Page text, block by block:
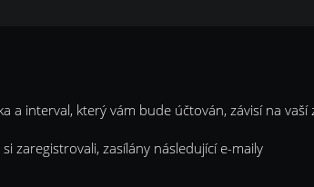
a interval, který vám bude účtován, závisí na
zaregistrovali, zasílány následující e-maily